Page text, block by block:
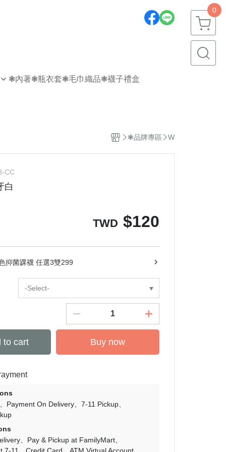
0
❃內著❃瓶衣套❃毛巾織品❃襪子禮盒
❃品牌專區 W
CC
白
TWD $120
抑菌踝襪 任選3雙299
-Select-
to cart Buy now
Payment On Delivery
7-11 Pickup
Pay & Pickup at FamilyMart